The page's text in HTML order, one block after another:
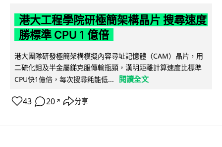
港大工程學院研極簡架構晶片 搜尋速度
勝標準 CPU 1 億倍
港大團隊研發極簡架構模擬內容尋址記憶體（CAM）晶片，用
二硫化鉬及半金屬銻克服傳輸瓶頸，漢明距離計算速度比標準
CPU快1億倍，每次搜尋耗能低...
閱讀全文
43 20 ↗ 分享